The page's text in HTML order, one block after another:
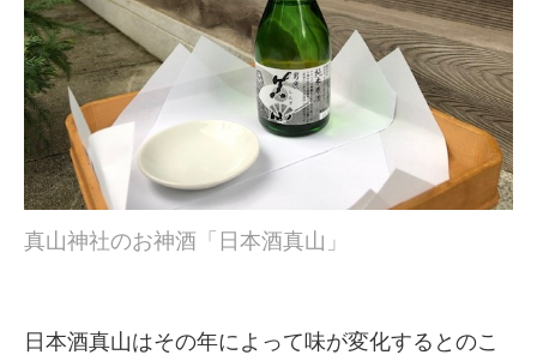
真山神社のお神酒「日本酒真山」
日本酒真山はその年によって味が変化するとのこ